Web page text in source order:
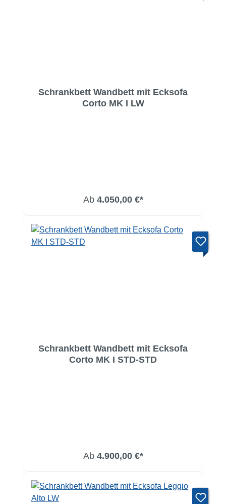
Schrankbett Wandbett mit Ecksofa
Corto MK I LW
Ab 4.050,00 €*
Schrankbett Wandbett mit Ecksofa
Corto MK I STD-STD
Ab 4.900,00 €*